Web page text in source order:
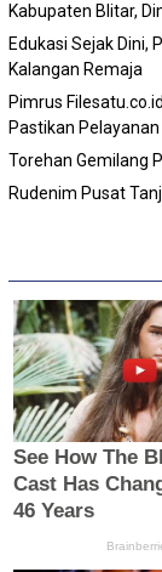
Kabupaten Blitar,
Edukasi Sejak Dini,
Kalangan Remaja
Pimrus
Pastikan
Torehan Gemilang
Rudenim Pusat